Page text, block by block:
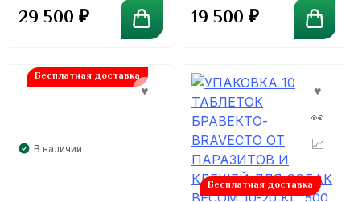
1400 мг
29 500 ₽ 112,5 мг
19 500 ₽
Бесплатная доставка
В наличии
Бесплатная доставка